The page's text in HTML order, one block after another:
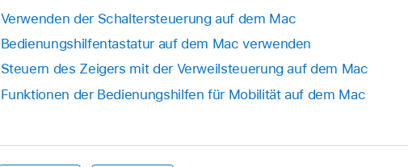
Verwenden der Schaltersteuerung auf dem Mac
Bedienungshilfentastatur auf dem Mac verwenden
Steuern des Zeigers mit der Verweilsteuerung auf dem Mac
Funktionen der Bedienungshilfen für Mobilität auf dem Mac